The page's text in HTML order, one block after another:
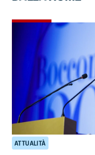
ATTUALITÀ